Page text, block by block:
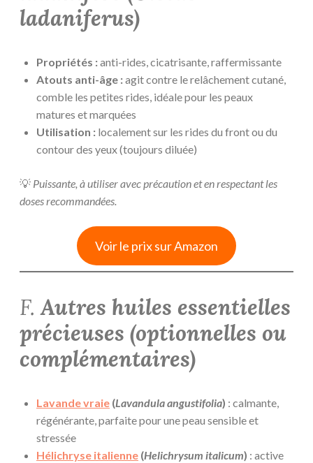
ladaniferus)
Propriétés :anti-rides, cicatrisante, raffermissante
Atouts anti-âge :agit contre le relâchement cutané,
comble les petites rides, idéale pour les peaux
matures et marquées
Utilisation : localement sur les rides du front ou du
contour des yeux (toujours diluée)
💡 Puissante, à utiliser avec précaution et en respectant les
doses recommandées.
Voir le prix sur Amazon
F.Autres huiles essentielles
précieuses (optionnelles ou
complémentaires)
Lavande vraie (Lavandula angustifolia) : calmante,
régénérante, parfaite pour une peau sensible et
stressée
Hélichryse italienne (Helichrysum italicum) : active